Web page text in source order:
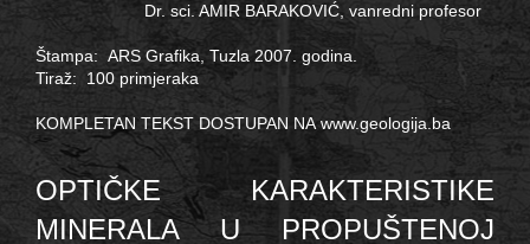
Dr. sci. AMIR BARAKOVIĆ, vanredni profesor
Štampa: ARS Grafika, Tuzla 2007. godina.
Tiraž: 100 primjeraka
KOMPLETAN TEKST DOSTUPAN NAwww.geologija.ba
OPTIČKE KARAKTERISTIKE
MINERALA U PROPUŠTENOJ